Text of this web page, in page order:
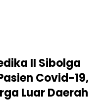
II Sibolga
Covid-19,
Luar Daerah